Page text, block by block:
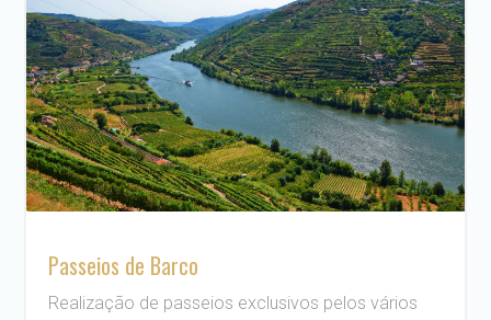
Passeios de Barco
Realização de passeios exclusivos pelos vários